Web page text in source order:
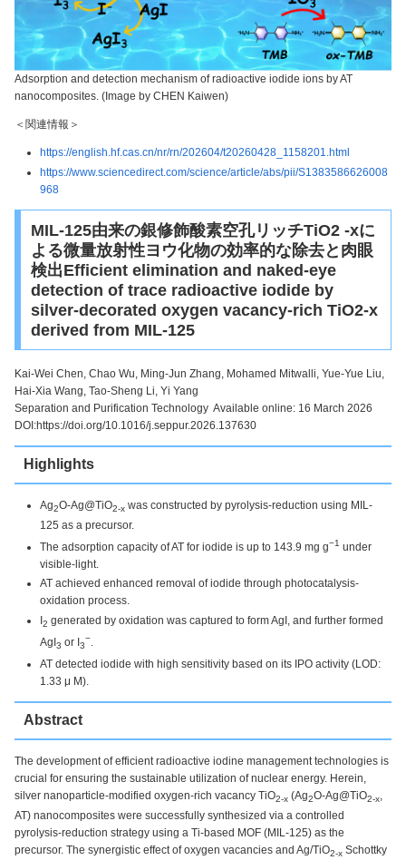
Adsorption and detection mechanism of radioactive iodide ions by AT
nanocomposites. (Image by CHEN Kaiwen)
＜関連情報＞
https://english.hf.cas.cn/nr/rn/202604/t20260428_1158201.html
https://www.sciencedirect.com/science/article/abs/pii/S1383586626008
968
MIL-125由来の銀修飾酸素空孔リッチTiO2 -xに
よる微量放射性ヨウ化物の効率的な除去と肉眼
検出Efficient elimination and naked-eye
detection of trace radioactive iodide by
silver-decorated oxygen vacancy-rich TiO2-x
derived from MIL-125
Kai-Wei Chen, Chao Wu, Ming-Jun Zhang, Mohamed Mitwalli, Yue-Yue Liu,
Hai-Xia Wang, Tao-Sheng Li, Yi Yang
Separation and Purification Technology Available online: 16 March 2026
DOI:https://doi.org/10.1016/j.seppur.2026.137630
Highlights
Ag2O-Ag@TiO2-x was constructed by pyrolysis-reduction using MIL-
125 as a precursor.
The adsorption capacity of AT for iodide is up to 143.9 mg g−1 under
visible-light.
AT achieved enhanced removal of iodide through photocatalysis-
oxidation process.
I2 generated by oxidation was captured to form AgI, and further formed
AgI3 or I3
−.
AT detected iodide with high sensitivity based on its IPO activity (LOD:
1.33 μ M).
Abstract
The development of efficient radioactive iodine management technologies is
crucial for ensuring the sustainable utilization of nuclear energy. Herein,
silver nanoparticle-modified oxygen-rich vacancy TiO2-x (Ag2O-Ag@TiO2-x,
AT) nanocomposites were successfully synthesized via a controlled
pyrolysis-reduction strategy using a Ti-based MOF (MIL-125) as the
precursor. The synergistic effect of oxygen vacancies and Ag/TiO2-x Schottky